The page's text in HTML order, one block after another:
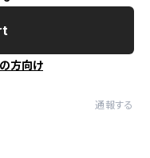
方向け
通報する